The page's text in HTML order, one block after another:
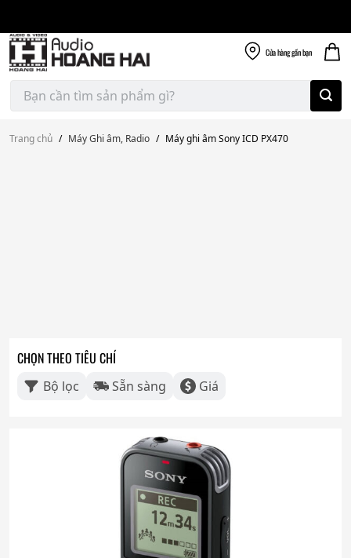
content
Cửa hànggần bạn
Tìm
kiếm:
Trang chủ / Máy Ghi âm, Radio / Máy ghi âm Sony ICD PX470
CHỌN THEO TIÊU CHÍ
Bộ lọc Sẵn sàng Giá